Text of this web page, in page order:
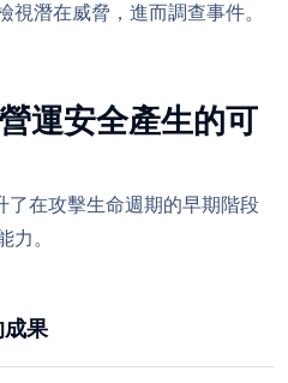
潛在威脅，進而調查事件。
運安全產生的可
了在攻擊生命週期的早期階段
力。
果